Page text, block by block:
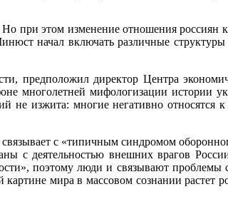
при этом изменение отношения россиян к
начал включать различные
предположил директор Центра
многолетней мифологизации истории
изжита: многие негативно относятся к
с «типичным синдромом
с деятельностью внешних врагов
поэтому люди и связывают проблемы
мира в массовом сознании растет